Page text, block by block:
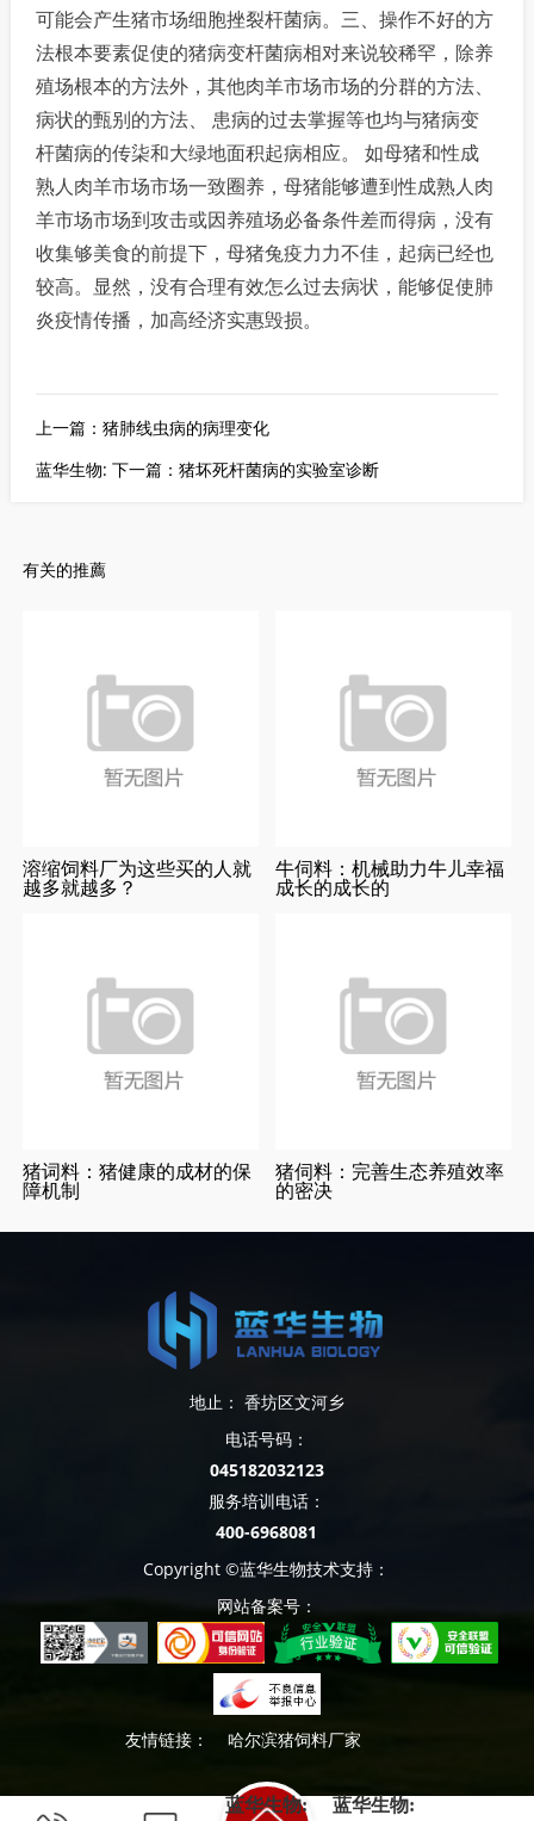
可能会产生猪市场细胞挫裂杆菌病。三、操作不好的方
法根本要素促使的猪病变杆菌病相对来说较稀罕，除养
殖场根本的方法外，其他肉羊市场市场的分群的方法、
病状的甄别的方法、 患病的过去掌握等也均与猪病变
杆菌病的传柒和大绿地面积起病相应。 如母猪和性成
熟人肉羊市场市场一致圈养，母猪能够遭到性成熟人肉
羊市场市场到攻击或因养殖场必备条件差而得病，没有
收集够美食的前提下，母猪兔疫力力不佳，起病已经也
较高。显然，没有合理有效怎么过去病状，能够促使肺
炎疫情传播，加高经济实惠毁损。
上一篇：猪肺线虫病的病理变化
蓝华生物: 下一篇：猪坏死杆菌病的实验室诊断
有关的推薦
溶缩饲料厂为这些买的人就
越多就越多？
牛伺料：机械助力牛儿幸福
成长的成长的
猪词料：猪健康的成材的保
障机制
猪伺料：完善生态养殖效率
的密决
地止： 香坊区文河乡
电话号码：
045182032123
服务培训电话：
400-6968081
Copyright ©蓝华生物技术支持：
网站备案号：
友情链接： 哈尔滨猪饲料厂家
蓝华生物: 蓝华生物: